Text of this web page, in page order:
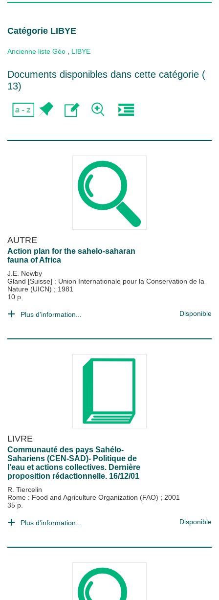
Catégorie LIBYE
Ancienne liste Géo LIBYE
Documents disponibles dans cette catégorie (
13)
AUTRE
Action plan for the sahelo-saharan
fauna of Africa
J.E. Newby
Gland [Suisse] : Union Internationale pour la Conservation de la
Nature (UICN) ; 1981
10 p.
Plus d'information... Disponible
LIVRE
Communauté des pays Sahélo-
Sahariens (CEN-SAD)- Politique de
l'eau et actions collectives. Dernière
proposition rédactionnelle. 16/12/01
R. Tiercelin
Rome : Food and Agriculture Organization (FAO) ; 2001
35 p.
Plus d'information... Disponible